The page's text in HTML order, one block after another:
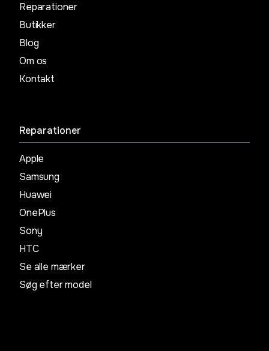
Reparationer
Butikker
Blog
Om os
Kontakt
Reparationer
Apple
Samsung
Huawei
OnePlus
Sony
HTC
Se alle mærker
Søg efter model